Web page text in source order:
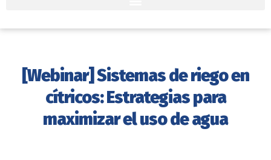
[Webinar] Sistemas de riego en
cítricos: Estrategias para
maximizar el uso de agua